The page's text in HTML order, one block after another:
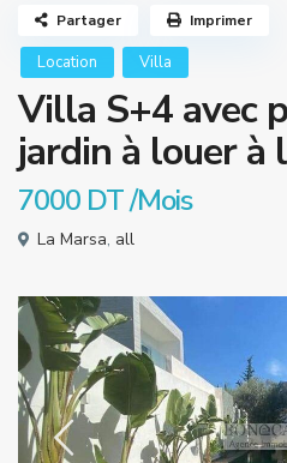
Location Villa
Villa S+4 avec
jardin à louer à
7000 DT/Mois
La Marsa, all
Partager Imprimer